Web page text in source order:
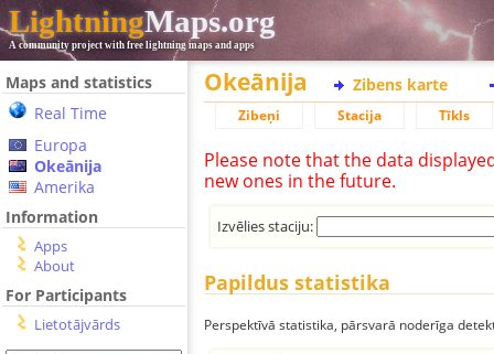
LightningMaps.org
A community project with free lightning maps and apps
Maps and statistics
Real Time
Europa
Okeānija
Amerika
Information
Apps
About
For Participants
Lietotājvārds
Okeānija Zibens karte
Zibeņi Stacija Tīkls
Please note that the data
new ones in the future.
Izvēlies staciju:
Papildus statistika
Perspektīvā statistika, pārsvarā noderīga